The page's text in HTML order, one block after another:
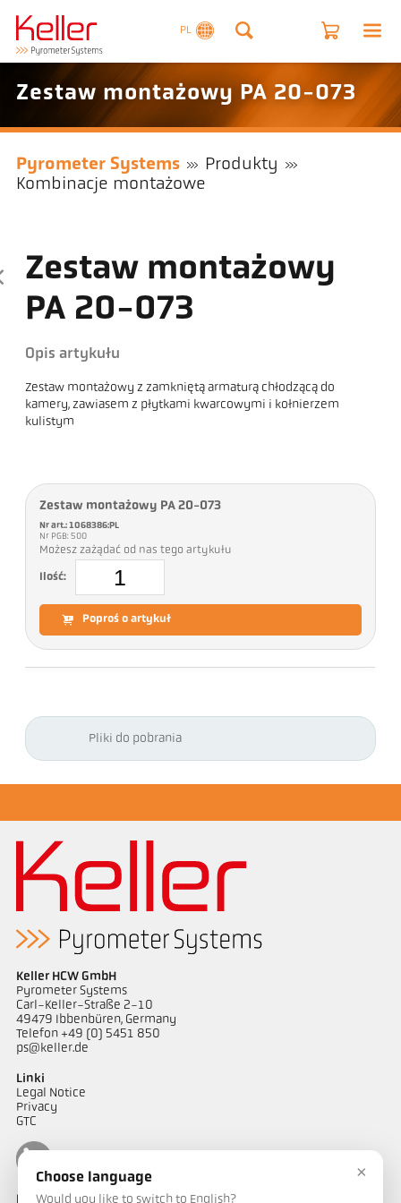
PL
Zestaw montażowy PA 20-073
Pyrometer Systems
Produkty
Kombinacje montażowe
Zestaw montażowy
PA 20-073
Opis artykułu
Zestaw montażowy z zamkniętą armaturą chłodzącą do
kamery, zawiasem z płytkami kwarcowymi i kołnierzem
kulistym
Zestaw montażowy PA 20-073
Nr art.: 1068386:PL
Nr PGB: 500
Możesz zażądać od nas tego artykułu
Ilość:
Poproś o artykuł
Pliki do pobrania
Keller HCW GmbH
Pyrometer Systems
Carl-Keller-Straße 2-10
49479 Ibbenbüren, Germany
Telefon +49 (0) 5451 850
ps@keller.de
Linki
Legal Notice
Privacy
GTC
Kontakt
×
Choose language
Would you like to switch to English?